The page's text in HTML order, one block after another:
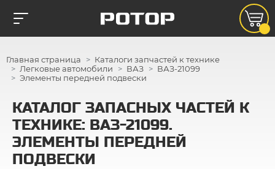
Главная страница
Каталоги запчастей к технике
Легковые автомобили
ВАЗ
ВАЗ-21099
Элементы передней подвески
КАТАЛОГ ЗАПАСНЫХ ЧАСТЕЙ К
ТЕХНИКЕ: ВАЗ-21099.
ЭЛЕМЕНТЫ ПЕРЕДНЕЙ
ПОДВЕСКИ